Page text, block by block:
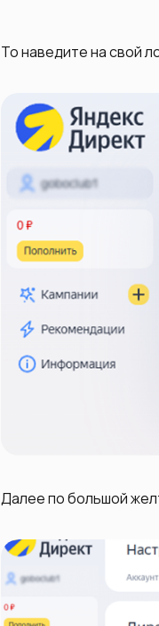
То наведите на свой
Далее по большой